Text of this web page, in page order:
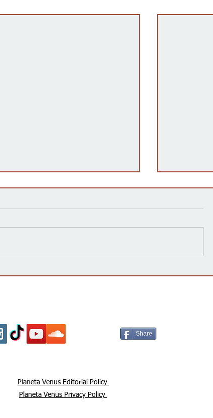
Share
Planeta Venus Privacy Policy
Planeta Venus Editorial Policy